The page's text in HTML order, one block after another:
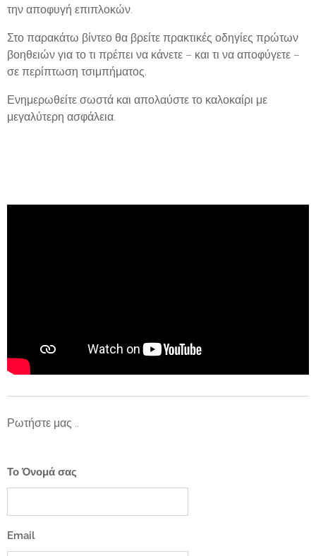
την αποφυγή επιπλοκών.
Στο παρακάτω βίντεο θα βρείτε πρακτικές οδηγίες πρώτων
βοηθειών για το τι πρέπει να κάνετε – και τι να αποφύγετε –
σε περίπτωση τσιμπήματος.
Ενημερωθείτε σωστά και απολαύστε το καλοκαίρι με
μεγαλύτερη ασφάλεια.
Ρωτήστε μας ..
Το Όνομά σας
Email